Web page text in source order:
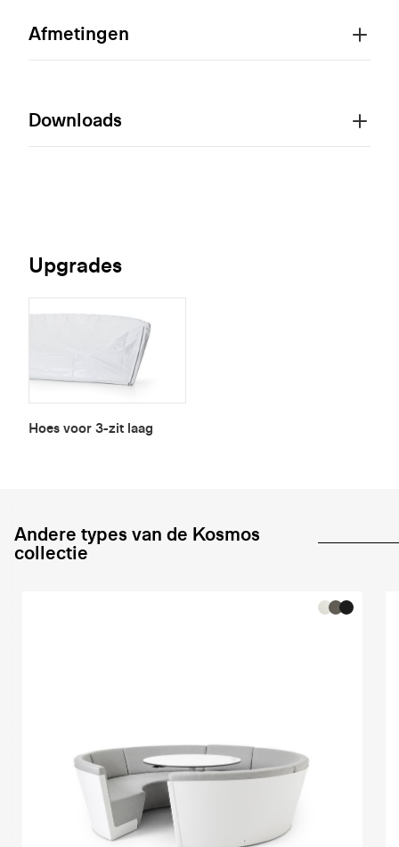
Afmetingen
Downloads
Upgrades
Hoes voor 3-zit laag
Andere types van de Kosmos
collectie